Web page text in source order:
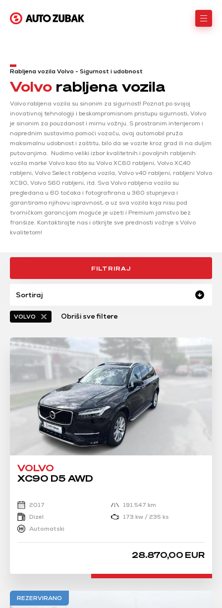
Volvo rabljena vozila
Volvo rabljena vozila su sinonim za sigurnost! Poznat po svojoj
inovativnoj tehnologiji i beskompromisnom pristupu sigurnosti, Volvo
je sinonim za pouzdanost i mirnu vožnju. S prostranim interijerom i
naprednim sustavima pomoći vozaču, ovaj automobil pruža
maksimalnu udobnost i zaštitu, bilo da se vozite kroz grad ili na duljim
putovanjima. Nudimo veliki izbor kvalitetnih i povoljnih rabljenih
vozila marke Volvo kao što su Volvo XC60 rabljeni, Volvo XC40
rabljeni, Volvo Select rabljena vozila, Volvo v40 rabljeni, rabljeni Volvo
XC90, Volvo S60 rabljeni, itd. Sva Volvo rabljena vozila su
pregledana u 60 točaka i fotografirana u 360 stupnjeva i
garantiramo njihovu ispravnost, a uz sva vozila koja nisu pod
tvorničkom garancijom moguće je uzeti i Premium jamstvo bez
franšize. Kontaktirajte nas i otkrijte sve prednosti vožnje s Volvo
kvalitetom!
Rabljena vozila Volvo - Sigurnost i udobnost
FILTRIRAJ
Sortiraj
VOLVO Obriši sve filtere
VOLVO
XC90 D5 AWD
2017
191.547 km
Dizel
173 kw / 235 ks
Automatski
28.870,00 EUR
REZERVIRANO